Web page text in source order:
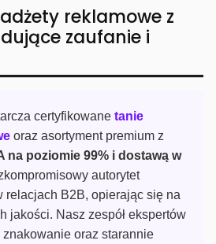
reklamowe z
zaufanie i
certyfikowane tanie
oraz asortyment premium z
na poziomie 99% i dostawą w
autorytet
relacjach B2B, opierając się na
jakości. Nasz zespół ekspertów
oraz starannie